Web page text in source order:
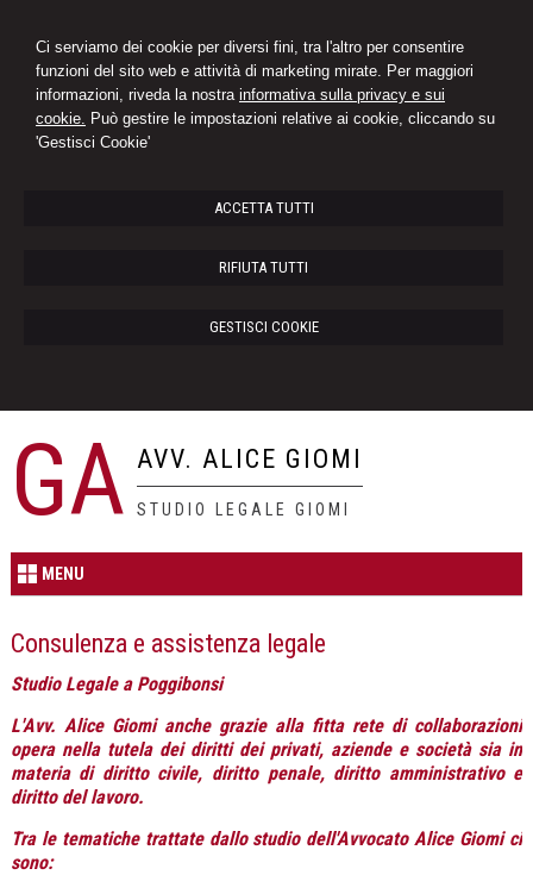
Ci serviamo dei cookie per diversi fini, tra l'altro per consentire
funzioni del sito web e attività di marketing mirate. Per maggiori
informazioni, riveda la nostra informativa sulla privacy e sui
cookie. Può gestire le impostazioni relative ai cookie, cliccando su
'Gestisci Cookie'
ACCETTA TUTTI
RIFIUTA TUTTI
GESTISCI COOKIE
GA AVV. ALICE GIOMI
STUDIO LEGALE GIOMI
MENU
Consulenza e assistenza legale
Studio Legale a Poggibonsi
L'Avv. Alice Giomi anche grazie alla fitta rete di collaborazioni
opera nella tutela dei diritti dei privati, aziende e società sia in
materia di diritto civile, diritto penale, diritto amministrativo e
diritto del lavoro.
Tra le tematiche trattate dallo studio dell'Avvocato Alice Giomi ci
sono: